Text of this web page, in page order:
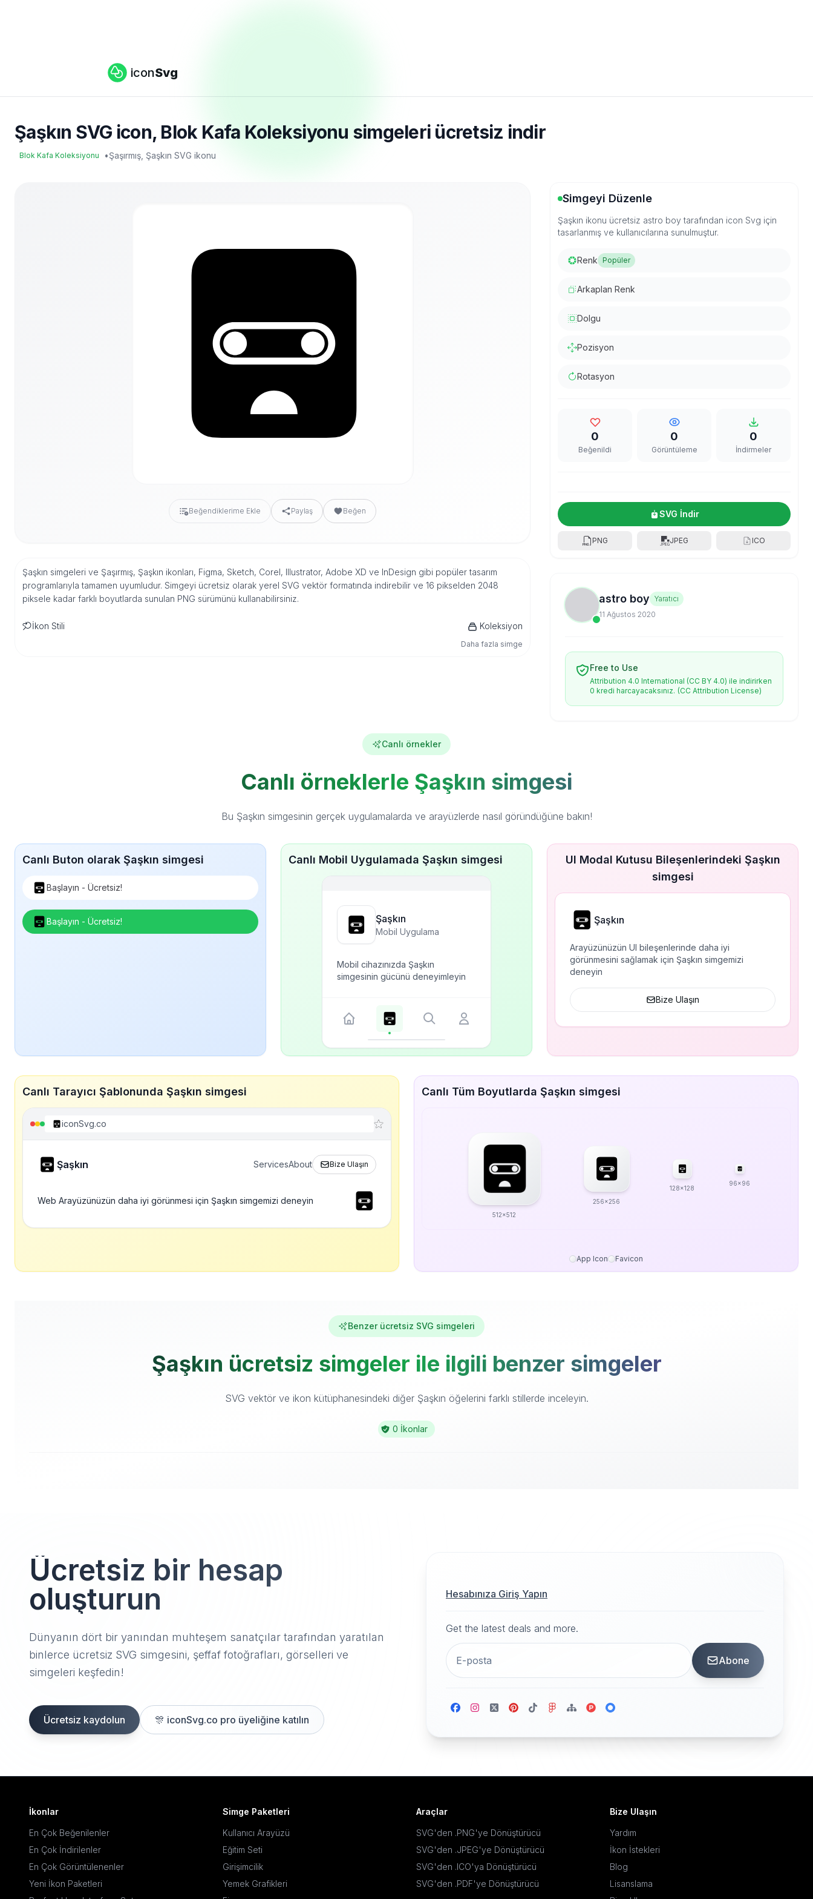
iconSvg
Şaşkın SVG icon, Blok Kafa Koleksiyonu simgeleri ücretsiz indir
Blok Kafa Koleksiyonu •Şaşırmış, Şaşkın SVG ikonu
Beğendiklerime Ekle Paylaş Beğen
Şaşkın simgeleri ve Şaşırmış, Şaşkın ikonları, Figma, Sketch, Corel, Illustrator, Adobe XD ve InDesign gibi popüler tasarım
programlarıyla tamamen uyumludur. Simgeyi ücretsiz olarak yerel SVG vektör formatında indirebilir ve 16 pikselden 2048
piksele kadar farklı boyutlarda sunulan PNG sürümünü kullanabilirsiniz.
İkon Stili Koleksiyon
Daha fazla simge
Simgeyi Düzenle
Şaşkın ikonu ücretsiz astro boy tarafından icon Svg için
tasarlanmış ve kullanıcılarına sunulmuştur.
Renk Popüler
Arkaplan Renk
Dolgu
Pozisyon
Rotasyon
0
Beğenildi
0
Görüntüleme
0
İndirmeler
SVG İndir
PNG JPEG ICO
astro boy Yaratıcı
11 Ağustos 2020
Free to Use
Attribution 4.0 International (CC BY 4.0) ile indirirken
0 kredi harcayacaksınız. (CC Attribution License)
Canlı örnekler
Canlı örneklerle Şaşkın simgesi
Bu Şaşkın simgesinin gerçek uygulamalarda ve arayüzlerde nasıl göründüğüne bakın!
Canlı Buton olarak Şaşkın simgesi
Başlayın - Ücretsiz!
Başlayın - Ücretsiz!
Canlı Mobil Uygulamada Şaşkın simgesi
Şaşkın
Mobil Uygulama
Mobil cihazınızda Şaşkın
simgesinin gücünü deneyimleyin
UI Modal Kutusu Bileşenlerindeki Şaşkın
simgesi
Şaşkın
Arayüzünüzün UI bileşenlerinde daha iyi
görünmesini sağlamak için Şaşkın simgemizi
deneyin
Bize Ulaşın
Canlı Tarayıcı Şablonunda Şaşkın simgesi
iconSvg.co
Şaşkın ServicesAbout Bize Ulaşın
Web Arayüzünüzün daha iyi görünmesi için Şaşkın simgemizi deneyin
Canlı Tüm Boyutlarda Şaşkın simgesi
512x512
256x256
128x128
96x96
App Icon Favicon
Benzer ücretsiz SVG simgeleri
Şaşkın ücretsiz simgeler ile ilgili benzer simgeler
SVG vektör ve ikon kütüphanesindeki diğer Şaşkın öğelerini farklı stillerde inceleyin.
0 İkonlar
Ücretsiz bir hesap
oluşturun
Dünyanın dört bir yanından muhteşem sanatçılar tarafından yaratılan
binlerce ücretsiz SVG simgesini, şeffaf fotoğrafları, görselleri ve
simgeleri keşfedin!
Ücretsiz kaydolun 🎊 iconSvg.co pro üyeliğine katılın
Hesabınıza Giriş Yapın
Get the latest deals and more.
Abone
İkonlar
En Çok Beğenilenler
En Çok İndirilenler
En Çok Görüntülenenler
Yeni İkon Paketleri
Simge Paketleri
Kullanıcı Arayüzü
Eğitim Seti
Girişimcilik
Yemek Grafikleri
Araçlar
SVG'den .PNG'ye Dönüştürücü
SVG'den .JPEG'ye Dönüştürücü
SVG'den .ICO'ya Dönüştürücü
SVG'den .PDF'ye Dönüştürücü
Bize Ulaşın
Yardım
İkon İstekleri
Blog
Lisanslama